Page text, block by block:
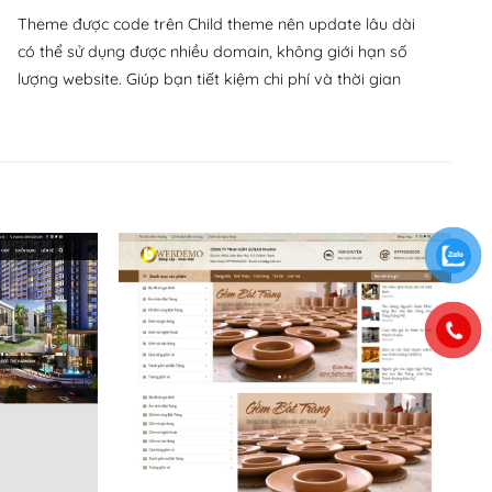
Theme được code trên Child theme nên update lâu dài
có thể sử dụng được nhiều domain, không giới hạn số
lượng website. Giúp bạn tiết kiệm chi phí và thời gian